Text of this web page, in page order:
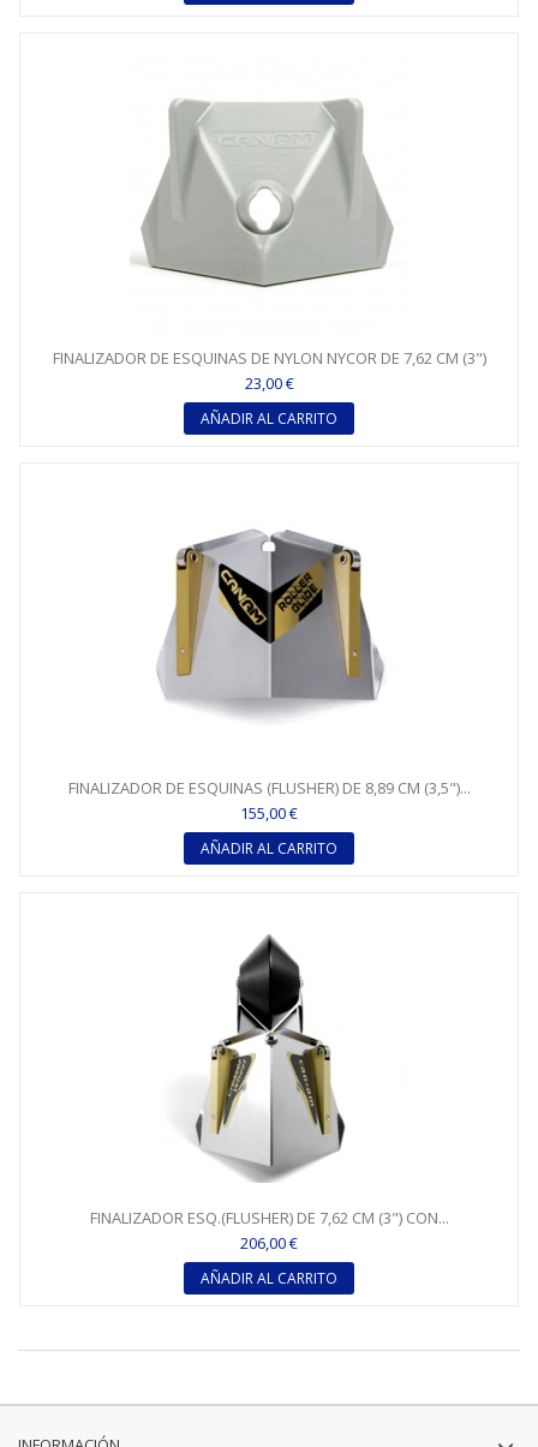
FINALIZADOR DE ESQUINAS DE NYLON NYCOR DE 7,62 CM (3")
23,00 €
AÑADIR AL CARRITO
FINALIZADOR DE ESQUINAS (FLUSHER) DE 8,89 CM (3,5")...
155,00 €
AÑADIR AL CARRITO
FINALIZADOR ESQ.(FLUSHER) DE 7,62 CM (3") CON...
206,00 €
AÑADIR AL CARRITO